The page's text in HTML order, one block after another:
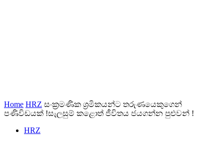
Home HRZ සංක්‍රමණික ශ්‍රමිකයන්ට තරුණයෙකුගෙන්
පණිවිඩයක් !සැලසුම් කළොත් ජීවිතය ජයගන්න පුළුවන් !
HRZ